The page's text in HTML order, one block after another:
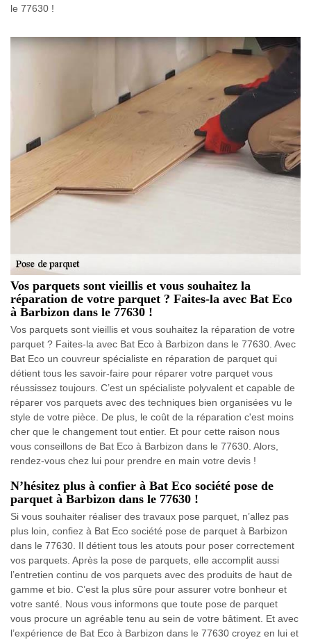
le 77630 !
Vos parquets sont vieillis et vous souhaitez la
réparation de votre parquet ? Faites-la avec Bat Eco
à Barbizon dans le 77630 !
Vos parquets sont vieillis et vous souhaitez la réparation de votre
parquet ? Faites-la avec Bat Eco à Barbizon dans le 77630. Avec
Bat Eco un couvreur spécialiste en réparation de parquet qui
détient tous les savoir-faire pour réparer votre parquet vous
réussissez toujours. C’est un spécialiste polyvalent et capable de
réparer vos parquets avec des techniques bien organisées vu le
style de votre pièce. De plus, le coût de la réparation c'est moins
cher que le changement tout entier. Et pour cette raison nous
vous conseillons de Bat Eco à Barbizon dans le 77630. Alors,
rendez-vous chez lui pour prendre en main votre devis !
N’hésitez plus à confier à Bat Eco société pose de
parquet à Barbizon dans le 77630 !
Si vous souhaiter réaliser des travaux pose parquet, n’allez pas
plus loin, confiez à Bat Eco société pose de parquet à Barbizon
dans le 77630. Il détient tous les atouts pour poser correctement
vos parquets. Après la pose de parquets, elle accomplit aussi
l’entretien continu de vos parquets avec des produits de haut de
gamme et bio. C’est la plus sûre pour assurer votre bonheur et
votre santé. Nous vous informons que toute pose de parquet
vous procure un agréable tenu au sein de votre bâtiment. Et avec
l’expérience de Bat Eco à Barbizon dans le 77630 croyez en lui et